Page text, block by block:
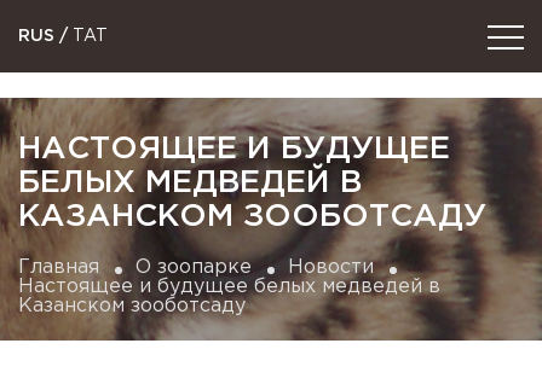
RUS / TAT
НАСТОЯЩЕЕ И БУДУЩЕЕ
БЕЛЫХ МЕДВЕДЕЙ В
КАЗАНСКОМ ЗООБОТСАДУ
Главная О зоопарке
Новости
Настоящее и будущее белых медведей в
Казанском зооботсаду